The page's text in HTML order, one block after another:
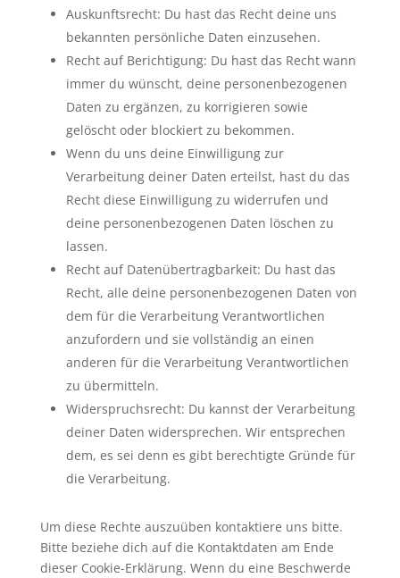
Auskunftsrecht: Du hast das Recht deine uns
bekannten persönliche Daten einzusehen.
Recht auf Berichtigung: Du hast das Recht wann
immer du wünscht, deine personenbezogenen
Daten zu ergänzen, zu korrigieren sowie
gelöscht oder blockiert zu bekommen.
Wenn du uns deine Einwilligung zur
Verarbeitung deiner Daten erteilst, hast du das
Recht diese Einwilligung zu widerrufen und
deine personenbezogenen Daten löschen zu
lassen.
Recht auf Datenübertragbarkeit: Du hast das
Recht, alle deine personenbezogenen Daten von
dem für die Verarbeitung Verantwortlichen
anzufordern und sie vollständig an einen
anderen für die Verarbeitung Verantwortlichen
zu übermitteln.
Widerspruchsrecht: Du kannst der Verarbeitung
deiner Daten widersprechen. Wir entsprechen
dem, es sei denn es gibt berechtigte Gründe für
die Verarbeitung.
Um diese Rechte auszuüben kontaktiere uns bitte.
Bitte beziehe dich auf die Kontaktdaten am Ende
dieser Cookie-Erklärung. Wenn du eine Beschwerde